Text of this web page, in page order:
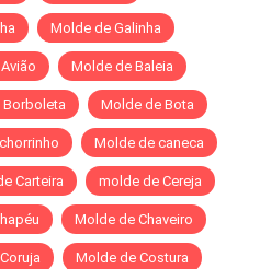
Molde de Galinha
Molde de Baleia
Molde de Bota
Molde de caneca
Carteira molde de Cereja
Molde de Chaveiro
Molde de Costura